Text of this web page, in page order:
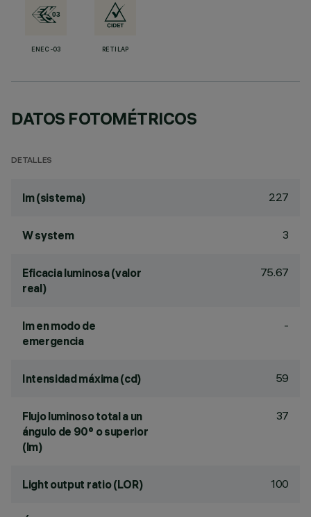
ENEC-03 RETILAP
DATOS FOTOMÉTRICOS
DETALLES
lm (sistema) 227
W system 3
Eficacia luminosa (valor
real)
75.67
lm en modo de
emergencia
-
Intensidad máxima (cd) 59
Flujo luminoso total a un
ángulo de 90° o superior
(lm)
37
Light output ratio (LOR) 100